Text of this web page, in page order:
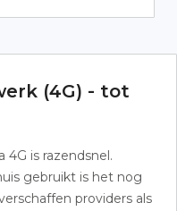
(4G) - tot
4G is razendsnel.
gebruikt is het nog
providers als